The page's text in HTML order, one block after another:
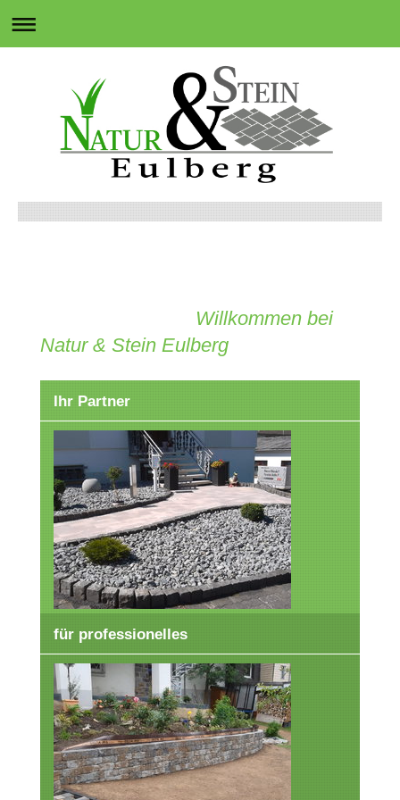
Willkommen bei
Natur & Stein Eulberg
Ihr Partner
für professionelles